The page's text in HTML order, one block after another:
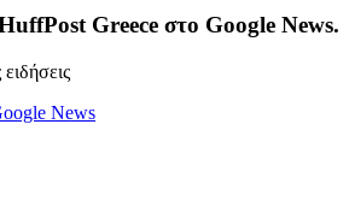
Greece στο Google News.
News